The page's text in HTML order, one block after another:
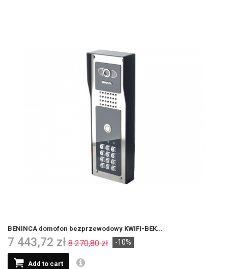
BENINCA domofon bezprzewodowy KWIFI-BEK...
7 443,72 zł 8 270,80 zł -10%
Add to cart